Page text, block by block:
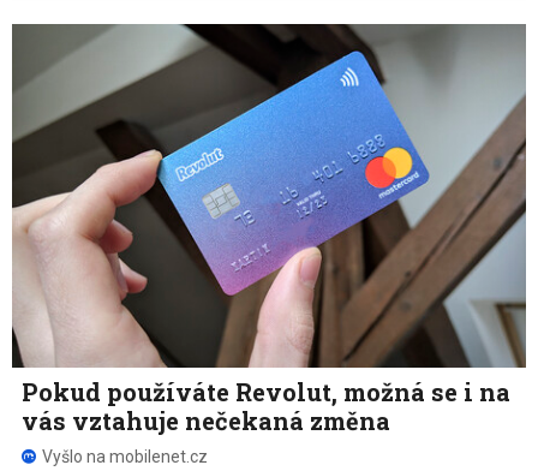
Pokud používáte Revolut, možná se i na
vás vztahuje nečekaná změna
Vyšlo na mobilenet.cz